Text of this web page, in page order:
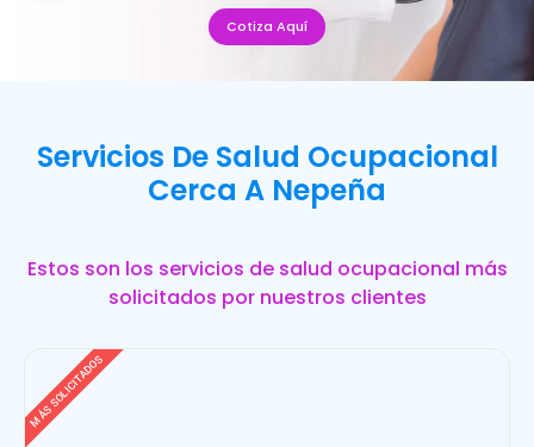
Cotiza Aquí
Servicios De Salud Ocupacional
Cerca A Nepeña
Estos son los servicios de salud ocupacional más
solicitados por nuestros clientes
MÁS SOLICITADOS